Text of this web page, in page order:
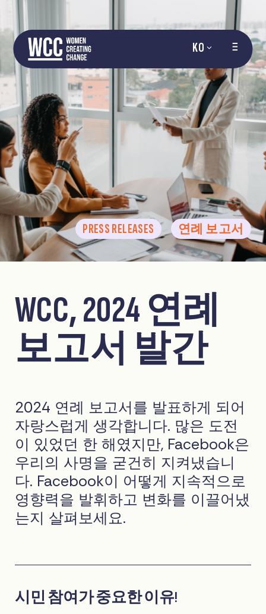
KO
PRESS RELEASES 연례 보고서
WCC, 2024 연례
보고서 발간
2024 연례 보고서를 발표하게 되어
자랑스럽게 생각합니다. 많은 도전
이 있었던 한 해였지만, Facebook은
우리의 사명을 굳건히 지켜냈습니
다. Facebook이 어떻게 지속적으로
영향력을 발휘하고 변화를 이끌어냈
는지 살펴보세요.
시민 참여가 중요한 이유!